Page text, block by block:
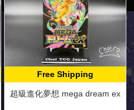
Free Shipping
超級進化夢想 mega dream ex